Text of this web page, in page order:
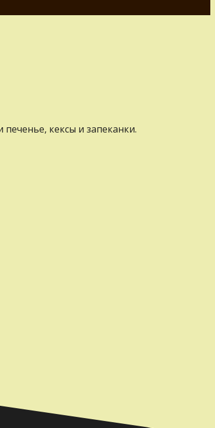
кексы и запеканки.